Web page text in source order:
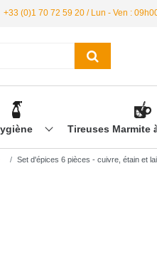
+33 (0)1 70 72 59 20 / Lun - Ven :
Tireuses Marmite
Set d'épices 6 pièces - cuivre, étain et